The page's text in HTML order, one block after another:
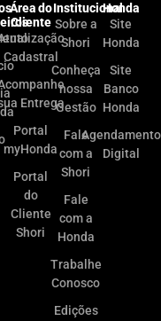
Área do
Cliente
Cadastral
Entrega
Portal
myHonda
Portal
do
Cliente
Shori
Institucional
Sobre a
Shori
Conheça
nossa
Gestão
Fale
com a
Shori
Fale
com a
Honda
Trabalhe
Conosco
Edições
Honda
Site
Honda
Site
Banco
Honda
Agendamento
Digital